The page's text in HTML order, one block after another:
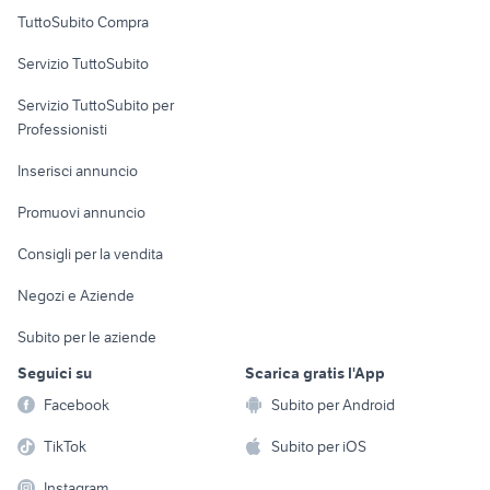
Informatica
Console e
Fotografia
Telefonia
Biciclette
TuttoSubito Compra
Servizio TuttoSubito
Servizio TuttoSubito per
Professionisti
Inserisci annuncio
Promuovi annuncio
Consigli per la vendita
Negozi e Aziende
Subito per le aziende
Seguici su
Facebook
TikTok
Scarica gratis l'App
Subito per Android
Subito per iOS